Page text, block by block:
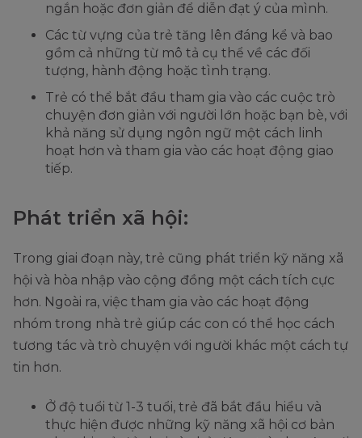
ngắn hoặc đơn giản để diễn đạt ý của mình.
Các từ vựng của trẻ tăng lên đáng kể và bao
gồm cả những từ mô tả cụ thể về các đối
tượng, hành động hoặc tình trạng.
Trẻ có thể bắt đầu tham gia vào các cuộc trò
chuyện đơn giản với người lớn hoặc bạn bè, với
khả năng sử dụng ngôn ngữ một cách linh
hoạt hơn và tham gia vào các hoạt động giao
tiếp.
Phát triển xã hội:
Trong giai đoạn này, trẻ cũng phát triển kỹ năng xã
hội và hòa nhập vào cộng đồng một cách tích cực
hơn. Ngoài ra, việc tham gia vào các hoạt động
nhóm trong nhà trẻ giúp các con có thể học cách
tương tác và trò chuyện với người khác một cách tự
tin hơn.
Ở độ tuổi từ 1-3 tuổi, trẻ đã bắt đầu hiểu và
thực hiện được những kỹ năng xã hội cơ bản